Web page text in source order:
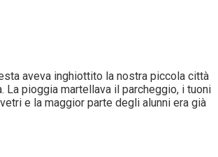
aveva inghiottito la nostra piccola città
La pioggia martellava il parcheggio, i tuoni
e la maggior parte degli alunni era già